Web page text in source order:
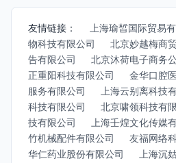
友情链接： 上海瑜皙国际贸易
物科技有限公司
北京妙越梅商
告有限公司
北京沐荷电子商务
正重阳科技有限公司
金华口腔
服务有限公司
上海云别离科技
科技有限公司
北京啸领科技有
技有限公司
上海壬煌文化传媒
竹机械配件有限公司
友福网络
华仁药业股份有限公司
上海沉